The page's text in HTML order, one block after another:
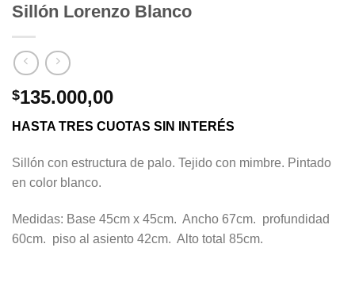
Sillón Lorenzo Blanco
$135.000,00
HASTA TRES CUOTAS SIN INTERÉS
Sillón con estructura de palo. Tejido con mimbre. Pintado
en color blanco.
Medidas: Base 45cm x 45cm. Ancho 67cm. profundidad
60cm. piso al asiento 42cm. Alto total 85cm.